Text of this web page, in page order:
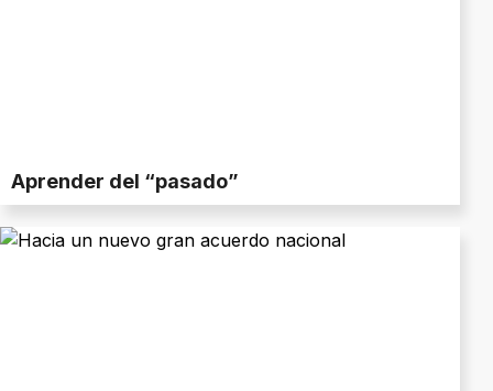
Aprender del “pasado”